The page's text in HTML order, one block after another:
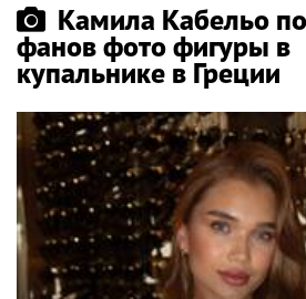
Камила Кабельо
фанов фото фигуры в
купальнике в Греции